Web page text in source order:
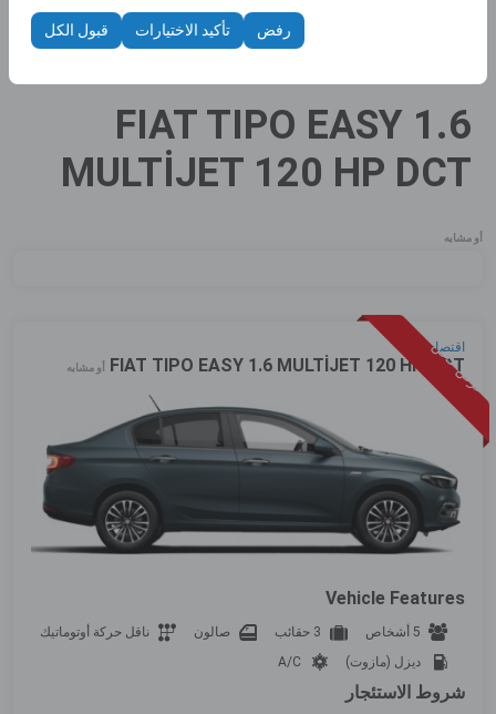
تجربتك على المنصة من خلال حفظ إعدادات واجهة المستخدم،
وتفضيلات اللغة، والإعدادات الأخرى.
رفض تأكيد الاختيارات قبول الكل
تأجير سيارات
FIAT TIPO EASY 1.6
MULTİJET 120 HP DCT
أو مشابه
عرض خاص
اقتصادية
FIAT TIPO EASY 1.6 MULTİJET 120 HP DCT أو مشابه
Vehicle Features
5 أشخاص 3 حقائب صالون
ناقل حركة أوتوماتيك
ديزل (مازوت)
A/C
شروط الاستئجار